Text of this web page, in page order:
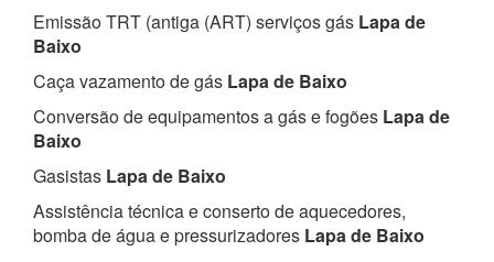
Emissão TRT (antiga (ART) serviços gás Lapa de
Baixo
Caça vazamento de gás Lapa de Baixo
Conversão de equipamentos a gás e fogões Lapa de
Baixo
Gasistas Lapa de Baixo
Assistência técnica e conserto de aquecedores,
bomba de água e pressurizadores Lapa de Baixo